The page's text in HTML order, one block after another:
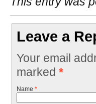
Leave a
Your email
marked *
Name *